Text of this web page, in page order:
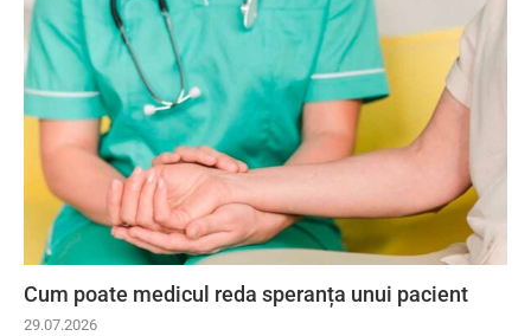
Cum poate medicul reda speranța unui pacient
29.07.2026